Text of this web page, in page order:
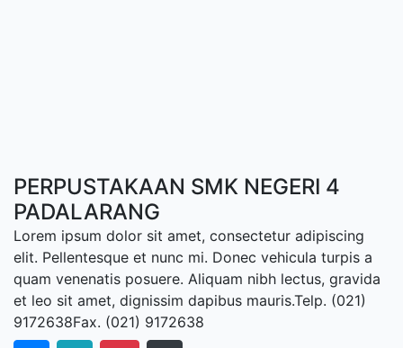
PERPUSTAKAAN SMK NEGERI 4
PADALARANG
Lorem ipsum dolor sit amet, consectetur adipiscing
elit. Pellentesque et nunc mi. Donec vehicula turpis a
quam venenatis posuere. Aliquam nibh lectus, gravida
et leo sit amet, dignissim dapibus mauris.Telp. (021)
9172638Fax. (021) 9172638